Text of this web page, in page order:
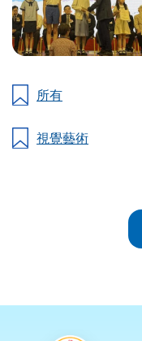
所有
視覺藝術